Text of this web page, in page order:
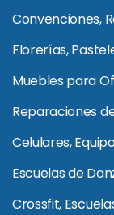
Convenciones,
Florerías,
Muebles para
Reparaciones
Celulares,
Escuelas de
Crossfit,